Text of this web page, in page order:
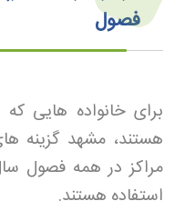
فصول
برای خانواده هایی
هستند، مشهد گزینه
مراکز در همه فصول
استفاده هستند.